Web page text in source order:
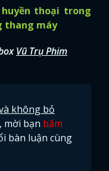
thoại trong
thang máy
Vũ Trụ Phim
không bỏ
, mời bạn bấm
bàn luận cùng